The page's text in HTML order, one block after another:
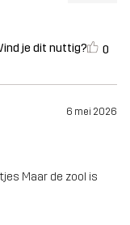
je dit nuttig? 0
6 mei 2026
Maar de zool is